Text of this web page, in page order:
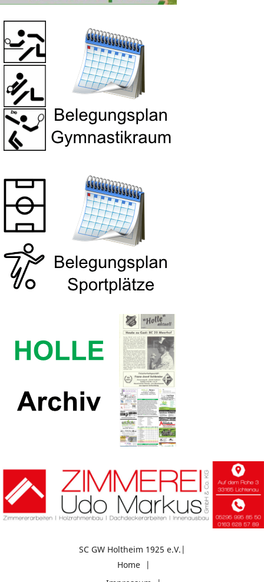
SC GW Holtheim 1925 e.V.
Home